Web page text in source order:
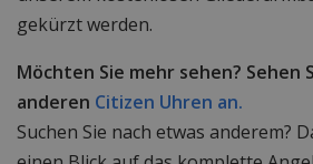
gekürzt werden.
Möchten Sie mehr sehen? Sehen
anderen Citizen Uhren an.
Suchen Sie nach etwas anderem?